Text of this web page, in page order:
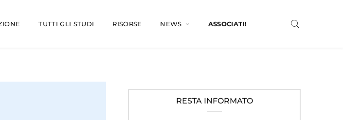
TUTTI GLI STUDI RISORSE NEWS ASSOCIATI!
RESTA INFORMATO